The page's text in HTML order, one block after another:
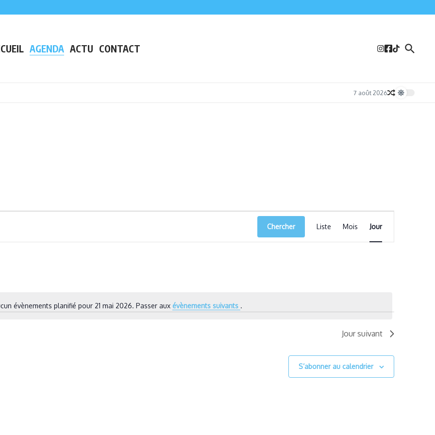
en plein centre-ville
AGENDA ACTU CONTACT
7 août 2026
Notice
évènements planifié pour 21 mai 2026. Passer aux évènements suivants .
Chercher
de
vues
Liste Mois Jour
Jour suivant
S’abonner au calendrier